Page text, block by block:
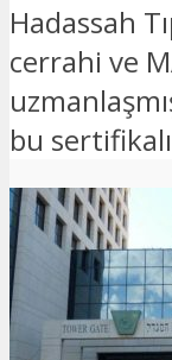
Hadassah
cerrahi ve
bu